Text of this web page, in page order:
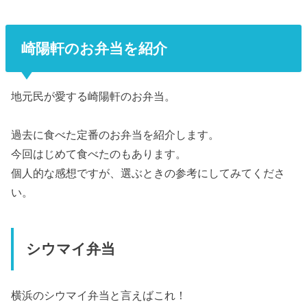
崎陽軒のお弁当を紹介
地元民が愛する崎陽軒のお弁当。
過去に食べた定番のお弁当を紹介します。
今回はじめて食べたのもあります。
個人的な感想ですが、選ぶときの参考にしてみてくださ
い。
シウマイ弁当
横浜のシウマイ弁当と言えばこれ！